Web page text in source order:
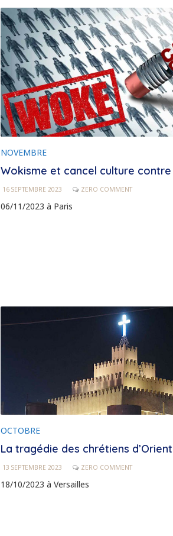
NOVEMBRE
Wokisme et cancel culture
16 SEPTEMBRE 2023 ZERO COMMENT
06/11/2023 à Paris
OCTOBRE
La tragédie des chrétiens d’Orient
13 SEPTEMBRE 2023 ZERO COMMENT
18/10/2023 à Versailles